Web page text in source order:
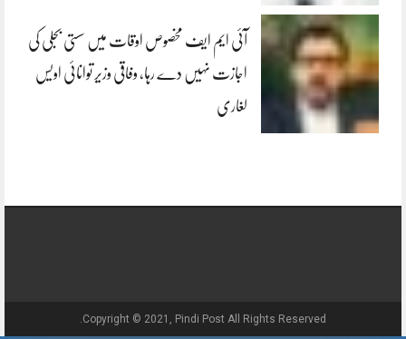
آئی ایم ایف مخصوص اوقات میں سستی بجلی کی
اجازت نہیں دے رہا، وفاقی وزیر توانائی اویس
لغاری
Copyright © 2021, Pindi Post All Rights Reserved.